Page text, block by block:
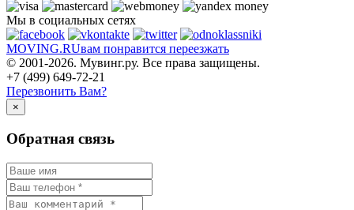
Мы в социальных сетях
MOVING.RUвам понравится переезжать
© 2001-2026. Мувинг.ру. Все права защищены.
+7 (499) 649-72-21
Перезвонить Вам?
×
Обратная связь